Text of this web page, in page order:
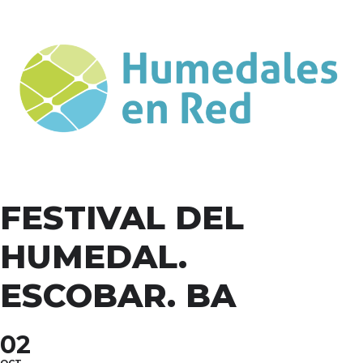
FESTIVAL DEL
HUMEDAL.
ESCOBAR. BA
02